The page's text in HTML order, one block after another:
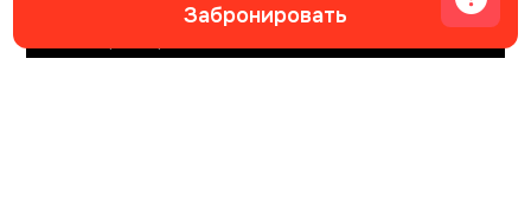
Забронировать
Журнал путешествий